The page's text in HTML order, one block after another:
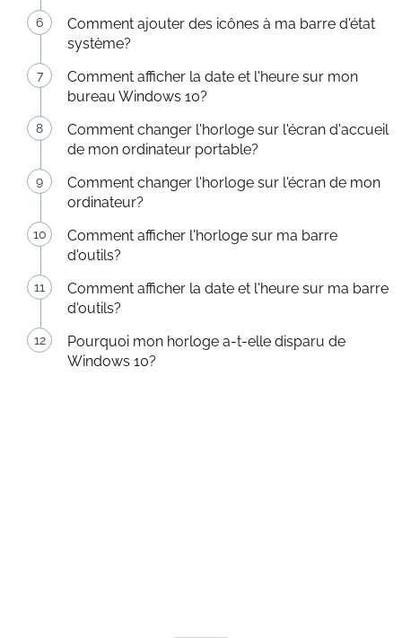
Comment ajouter des icônes à ma barre d'état
système?
Comment afficher la date et l'heure sur mon
bureau Windows 10?
Comment changer l'horloge sur l'écran d'accueil
de mon ordinateur portable?
Comment changer l'horloge sur l'écran de mon
ordinateur?
Comment afficher l'horloge sur ma barre
d'outils?
Comment afficher la date et l'heure sur ma barre
d'outils?
Pourquoi mon horloge a-t-elle disparu de
Windows 10?